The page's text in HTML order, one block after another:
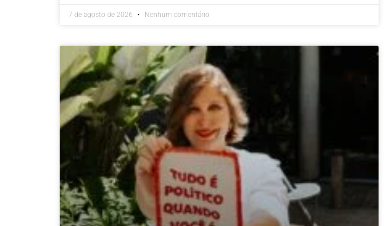
7 de agosto de 2026 Nenhum comentário